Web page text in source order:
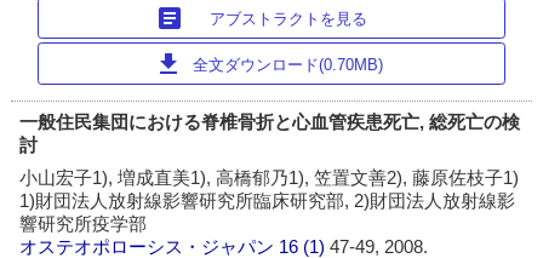
article アブストラクトを見る
download 全文ダウンロード(0.70MB)
一般住民集団における脊椎骨折と心血管疾患死亡, 総死亡の検
討
小山宏子1), 増成直美1), 高橋郁乃1), 笠置文善2), 藤原佐枝子1)
1)財団法人放射線影響研究所臨床研究部, 2)財団法人放射線影
響研究所疫学部
オステオポローシス・ジャパン 16 (1)47-49, 2008.